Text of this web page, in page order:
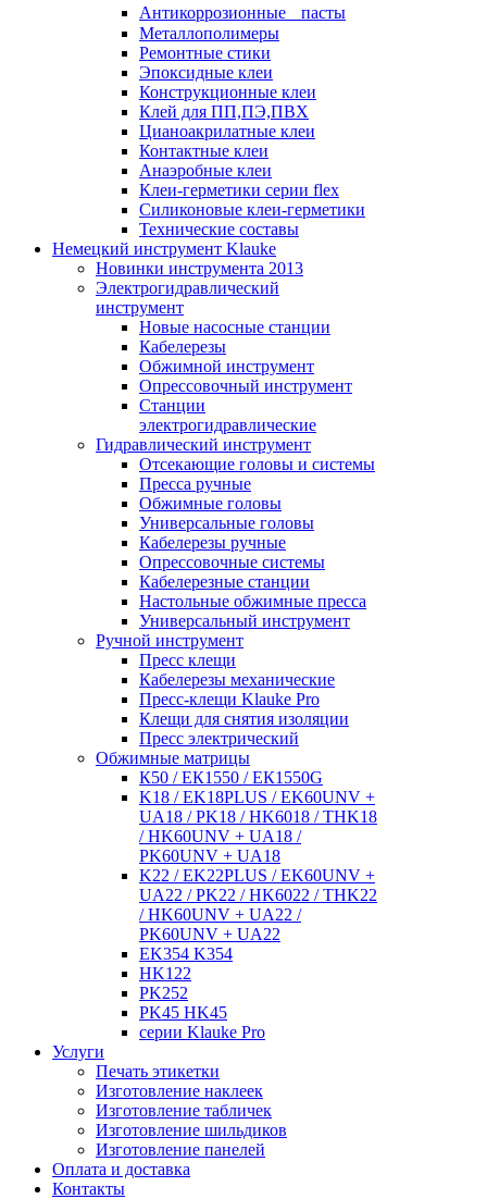
Антикоррозионные пасты
Металлополимеры
Ремонтные стики
Эпоксидные клеи
Конструкционные клеи
Клей для ПП,ПЭ,ПВХ
Цианоакрилатные клеи
Контактные клеи
Анаэробные клеи
Клеи-герметики серии flex
Силиконовые клеи-герметики
Технические составы
Немецкий инструмент Klauke
Новинки инструмента 2013
Электрогидравлический
инструмент
Новые насосные станции
Кабелерезы
Обжимной инструмент
Опрессовочный инструмент
Станции
электрогидравлические
Гидравлический инструмент
Отсекающие головы и системы
Пресса ручные
Обжимные головы
Универсальные головы
Кабелерезы ручные
Опрессовочные системы
Кабелерезные станции
Настольные обжимные пресса
Универсальный инструмент
Ручной инструмент
Пресс клещи
Кабелерезы механические
Пресс-клещи Klauke Pro
Клещи для снятия изоляции
Пресс электрический
Обжимные матрицы
К50 / ЕК1550 / ЕК1550G
K18 / EK18PLUS / EK60UNV +
UA18 / PK18 / HK6018 / THK18
/ HK60UNV + UA18 /
PK60UNV + UA18
K22 / EK22PLUS / EK60UNV +
UA22 / PK22 / HK6022 / THK22
/ HK60UNV + UA22 /
PK60UNV + UA22
EK354 K354
HK122
PK252
PK45 HK45
серии Klauke Pro
Услуги
Печать этикетки
Изготовление наклеек
Изготовление табличек
Изготовление шильдиков
Изготовление панелей
Оплата и доставка
Контакты